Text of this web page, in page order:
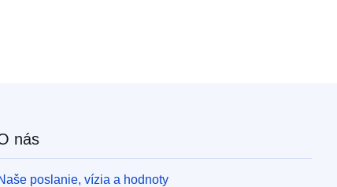
nás
poslanie, vízia a hodnoty